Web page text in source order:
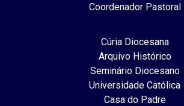
Coordenador Pastoral
Cúria Diocesana
Arquivo Histórico
Seminário Diocesano
Universidade Católica
Casa do Padre